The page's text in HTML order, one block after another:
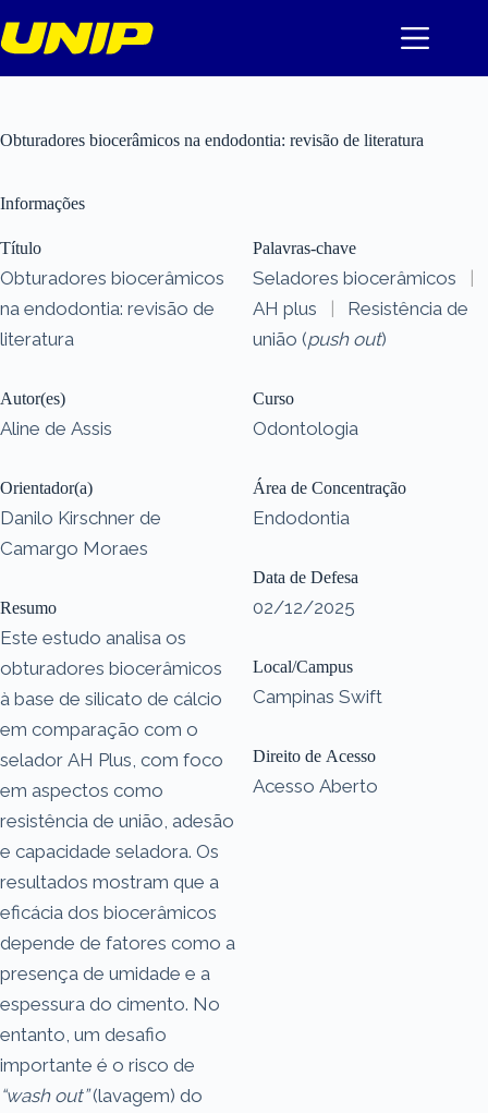
para
o
Obturadores biocerâmicos na endodontia: revisão de literatura
Informações
Título
Obturadores biocerâmicos
na endodontia: revisão de
literatura
Autor(es)
Aline de Assis
Orientador(a)
Danilo Kirschner de
Camargo Moraes
Resumo
Este estudo analisa os
obturadores biocerâmicos
à base de silicato de cálcio
em comparação com o
selador AH Plus, com foco
em aspectos como
resistência de união, adesão
e capacidade seladora. Os
resultados mostram que a
eficácia dos biocerâmicos
depende de fatores como a
presença de umidade e a
espessura do cimento. No
entanto, um desafio
importante é o risco de
“wash out”(lavagem) do
Palavras-chave
Seladores biocerâmicos
|
AH plus
|
Resistência de
união (push out)
Curso
Odontologia
Área de Concentração
Endodontia
Data de Defesa
02/12/2025
Local/Campus
Campinas Swift
Direito de Acesso
Acesso Aberto